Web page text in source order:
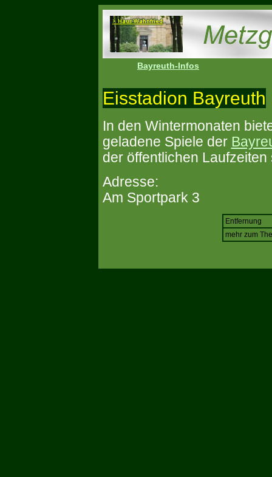
Bayreuth-Infos
Eisstadion Bayreuth
In den Wintermonaten
geladene Spiele der
der öffentlichen
Adresse:
Am Sportpark 3
Entfernung
mehr zum